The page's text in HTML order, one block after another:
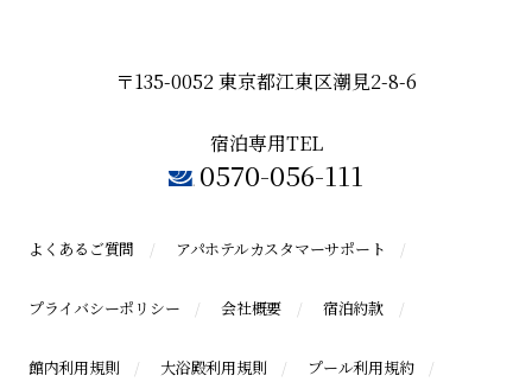
〒135-0052 東京都江東区潮見2-8-6
宿泊専用TEL
0570-056-111
よくあるご質問 アパホテルカスタマーサポート
プライバシーポリシー 会社概要 宿泊約款
館内利用規則 大浴殿利用規則 プール利用規約